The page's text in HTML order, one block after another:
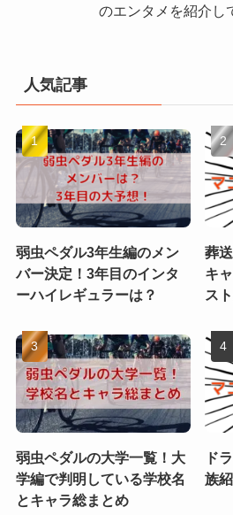
のエンタメを紹介し
人気記事
弱虫ペダル3年生編のメン
バー決定！3年目のインタ
ーハイレギュラーは？
葬
キ
ス
弱虫ペダルの大学一覧！大
学編で判明している学校名
とキャラ総まとめ
ド
族